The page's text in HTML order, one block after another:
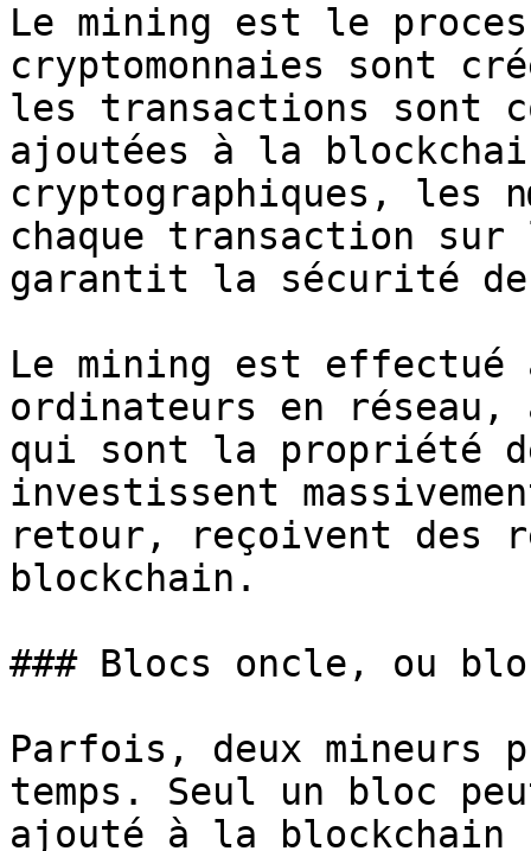
Le mining est le
cryptomonnaies sont
les transactions sont
ajoutées à la
cryptographiques, les
chaque transaction
garantit la sécurité
Le mining est
ordinateurs en réseau,
qui sont la propriété
investissent
retour, reçoivent des
blockchain.
### Blocs oncle, ou
Parfois, deux mineurs
temps. Seul un bloc
ajouté à la